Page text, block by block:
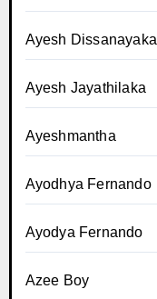
Ayesh Dissanayaka
Ayesh Jayathilaka
Ayeshmantha
Ayodhya Fernando
Ayodya Fernando
Azee Boy